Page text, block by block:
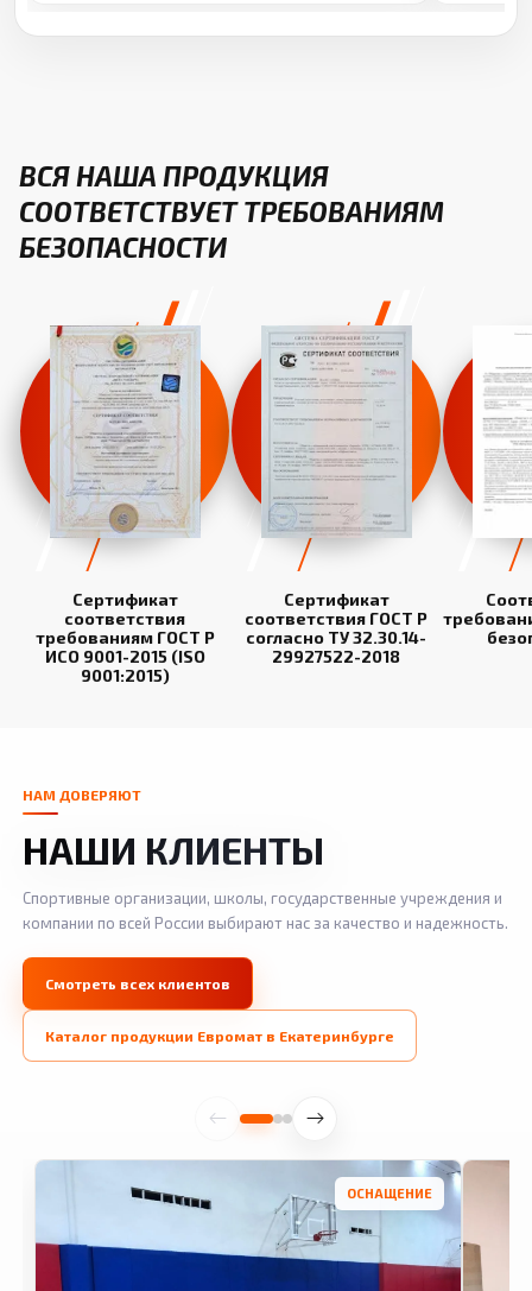
ВСЯ НАША ПРОДУКЦИЯ
СООТВЕТСТВУЕТ ТРЕБОВАНИЯМ
БЕЗОПАСНОСТИ
Сертификат
соответствия
требованиям ГОСТ Р
ИСО 9001-2015 (ISO
9001:2015)
Сертификат
соответствия ГОСТ Р
согласно ТУ 32.30.14-
29927522-2018
НАМ ДОВЕРЯЮТ
НАШИ КЛИЕНТЫ
Спортивные организации, школы, государственные учреждения и
компании по всей России выбирают нас за качество и надежность.
Смотреть всех клиентов
Каталог продукции Евромат в Екатеринбурге
ОСНАЩЕНИЕ